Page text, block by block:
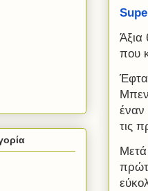
Άξια
που
έναν
τις
Μετά